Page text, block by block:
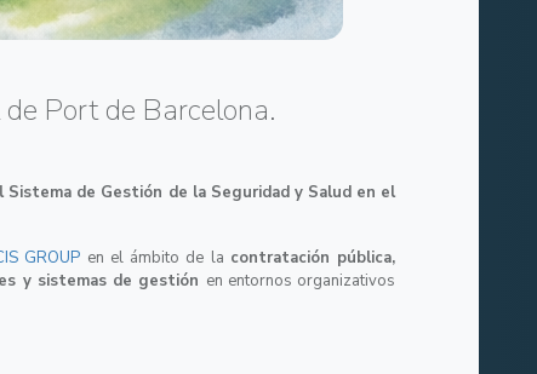
Port de Barcelona.
de Gestión de la Seguridad y Salud en el
GROUP en el ámbito de la contratación pública,
y sistemas de gestión en entornos organizativos